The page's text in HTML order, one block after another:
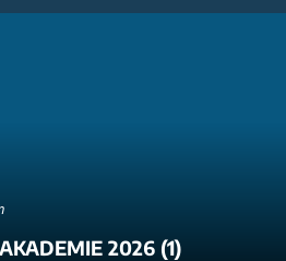
2026 (1)